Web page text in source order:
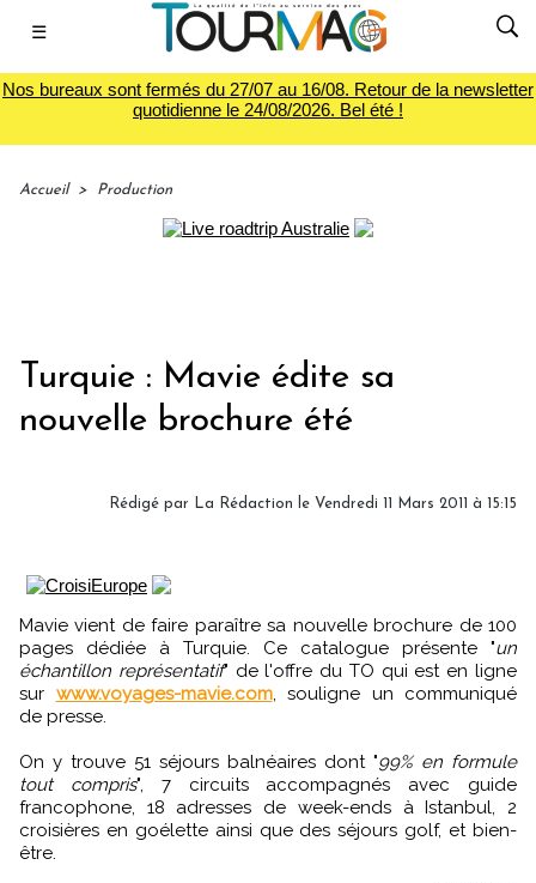
☰
Nos bureaux sont fermés du 27/07 au 16/08. Retour de la newsletter
quotidienne le 24/08/2026. Bel été !
Accueil > Production
Turquie : Mavie édite sa
nouvelle brochure été
Rédigé par La Rédaction le Vendredi 11 Mars 2011 à 15:15
Mavie vient de faire paraître sa nouvelle brochure de 100
pages dédiée à Turquie. Ce catalogue présente "un
échantillon représentatif" de l'offre du TO qui est en ligne
sur www.voyages-mavie.com, souligne un communiqué
de presse.
On y trouve 51 séjours balnéaires dont "99% en formule
tout compris", 7 circuits accompagnés avec guide
francophone, 18 adresses de week-ends à Istanbul, 2
croisières en goélette ainsi que des séjours golf, et bien-
être.